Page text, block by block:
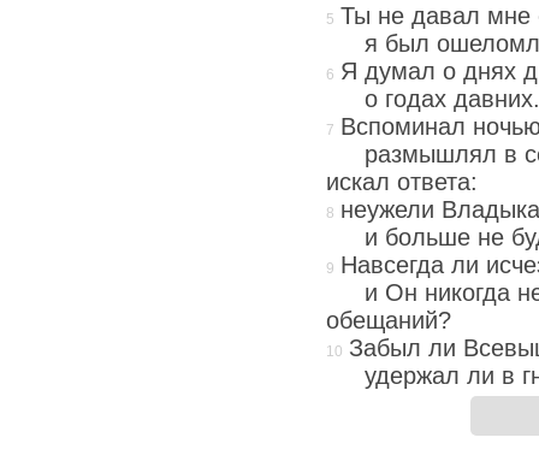
Ты не давал мне
я был
Я думал о днях
о годах давних.
Вспоминал
размышлял в
искал ответа:
неужели
и больше не
Навсегда ли
и Он никогда
обещаний?
Забыл ли
удержал ли в